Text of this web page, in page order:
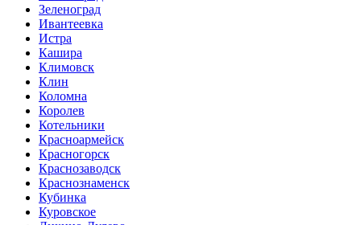
Зеленоград
Ивантеевка
Истра
Кашира
Климовск
Клин
Коломна
Королев
Котельники
Красноармейск
Красногорск
Краснозаводск
Краснознаменск
Кубинка
Куровское